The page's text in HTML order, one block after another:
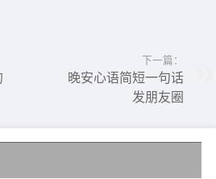
树梢，你听那蝉虫也已熄声，天
情，晚安baby。
一张舒适的床，采几许晚霞的
下一篇：
晚安心语简短一句话
发朋友圈